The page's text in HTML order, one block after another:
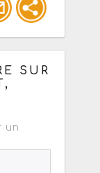
un
SUR
un